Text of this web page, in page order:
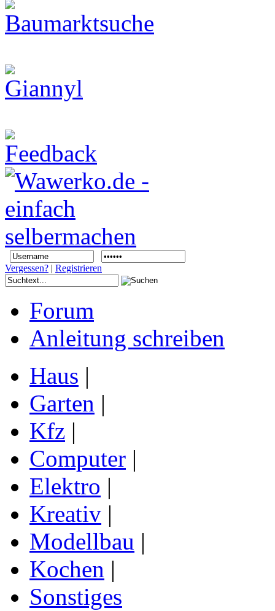
Vergessen? | Registrieren
Forum
Anleitung schreiben
Haus |
Garten |
Kfz |
Computer |
Elektro |
Kreativ |
Modellbau |
Kochen |
Sonstiges